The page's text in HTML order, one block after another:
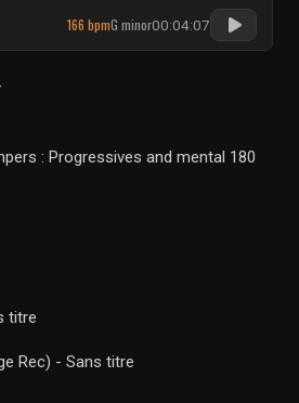
166 bpmG minor00:04:07
: Progressives and mental 180
titre
Rec) - Sans titre